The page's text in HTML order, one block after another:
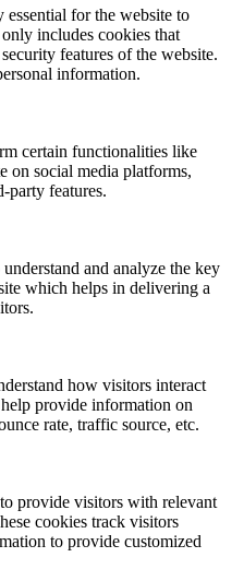
essential for the website to
includes cookies that
features of the website.
information.
certain functionalities like
on social media platforms,
party features.
and analyze the key
which helps in delivering a
how visitors interact
provide information on
rate, traffic source, etc.
provide visitors with relevant
cookies track visitors
to provide customized